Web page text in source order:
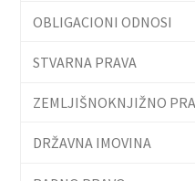
OBLIGACIONI ODNOSI
STVARNA PRAVA
ZEMLJIŠNOKNJIŽNO
DRŽAVNA IMOVINA